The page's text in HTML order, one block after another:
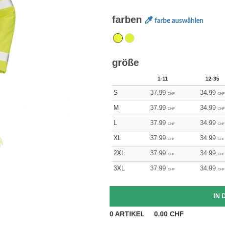
farben farbe auswählen
größe
1-11 12-35
S 37.99 CHF 34.99 CHF
M 37.99 CHF 34.99 CHF
L 37.99 CHF 34.99 CHF
XL 37.99 CHF 34.99 CHF
2XL 37.99 CHF 34.99 CHF
3XL 37.99 CHF 34.99 CHF
0ARTIKEL 0.00 CHF